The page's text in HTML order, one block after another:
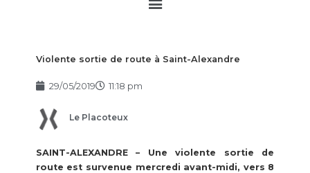
Violente sortie de route à Saint-Alexandre
29/05/2019 11:18 pm
Le Placoteux
SAINT-ALEXANDRE – Une violente sortie de
route est survenue mercredi avant-midi, vers 8